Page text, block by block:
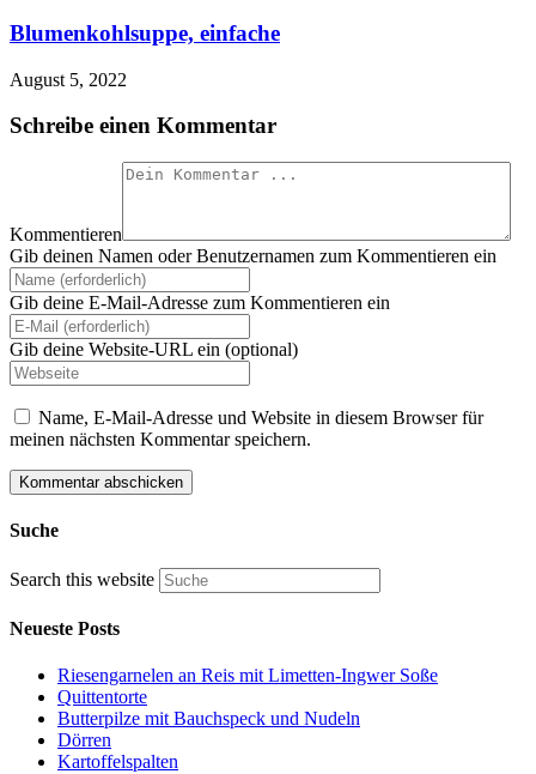
Blumenkohlsuppe, einfache
August 5, 2022
Schreibe einen Kommentar
Kommentieren
Gib deinen Namen oder Benutzernamen zum Kommentieren ein
Gib deine E-Mail-Adresse zum Kommentieren ein
Gib deine Website-URL ein (optional)
Name, E-Mail-Adresse und Website in diesem Browser für
meinen nächsten Kommentar speichern.
Suche
Search this website
Neueste Posts
Riesengarnelen an Reis mit Limetten-Ingwer Soße
Quittentorte
Butterpilze mit Bauchspeck und Nudeln
Dörren
Kartoffelspalten